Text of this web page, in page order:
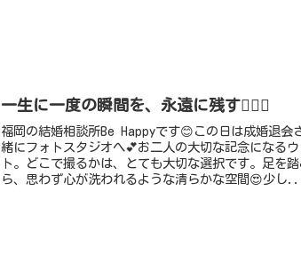
一生に一度の瞬間を、永遠に残す👰‍♀️✨
福岡の結婚相談所Be Happyです😊この日は成婚退会
緒にフォトスタジオへ💕お二人の大切な記念になる
ト。どこで撮るかは、とても大切な選択です。足を
ら、思わず心が洗われるような清らかな空間😍少し...